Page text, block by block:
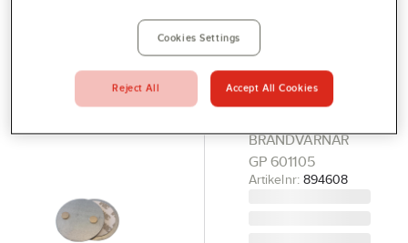
Profilshop
Serviceverkstad
Företagsprofilering
till
brandvarnare
GPBM
MAGNETFÄSTE
BRANDVARNAR
GP 601105
Artikelnr: 894608
Cookies Settings
Reject All Accept All Cookies